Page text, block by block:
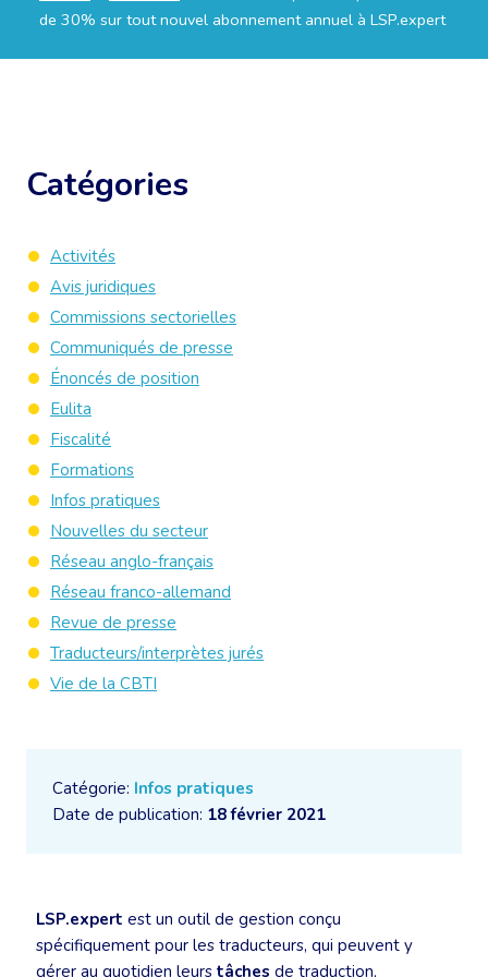
de 30% sur tout nouvel abonnement annuel à LSP.expert
Catégorie: Infos pratiques
Date de publication: 18 février 2021
LSP.expert est un outil de gestion conçu
spécifiquement pour les traducteurs, qui peuvent y
gérer au quotidien leurs tâches de traduction,
Catégories
Activités
Avis juridiques
Commissions sectorielles
Communiqués de presse
Énoncés de position
Eulita
Fiscalité
Formations
Infos pratiques
Nouvelles du secteur
Réseau anglo-français
Réseau franco-allemand
Revue de presse
Traducteurs/interprètes jurés
Vie de la CBTI